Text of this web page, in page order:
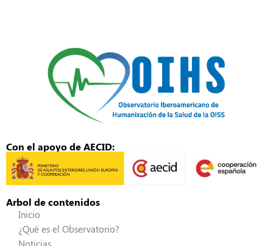
Con el apoyo de AECID:
Arbol de contenidos
Inicio
¿Qué es el Observatorio?
Noticias